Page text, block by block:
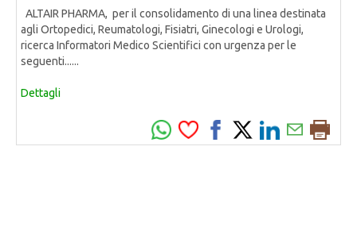
ALTAIR PHARMA, per il consolidamento di una linea destinata
agli Ortopedici, Reumatologi, Fisiatri, Ginecologi e Urologi,
ricerca Informatori Medico Scientifici con urgenza per le
seguenti......
Dettagli